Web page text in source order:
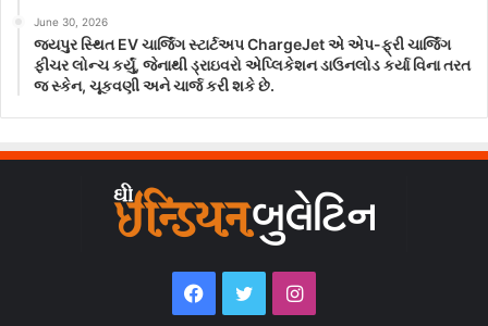
June 30, 2026
જયપુર સ્થિત EV ચાર્જિંગ સ્ટાર્ટઅપ ChargeJet એ એપ-ફ્રી ચાર્જિંગ
ફીચર લોન્ચ કર્યું, જેનાથી ડ્રાઇવરો એપ્લિકેશન ડાઉનલોડ કર્યા વિના તરત
જ સ્કેન, ચૂકવણી અને ચાર્જ કરી શકે છે.
Facebook
TwitterInstagram